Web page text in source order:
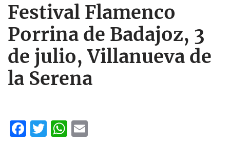
Festival Flamenco
Porrina de Badajoz, 3
de julio, Villanueva de
la Serena
F
T
W